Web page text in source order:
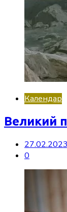
Календар
Великий
27.02.2023
0